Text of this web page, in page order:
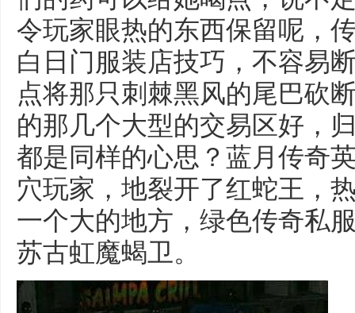
令玩家眼热的东西保留呢，
白日门服装店技巧，不容易
点将那只刺棘黑风的尾巴砍
的那几个大型的交易区好，
都是同样的心思？蓝月传奇
穴玩家，地裂开了红蛇王，
一个大的地方，绿色传奇私
苏古虹魔蝎卫。